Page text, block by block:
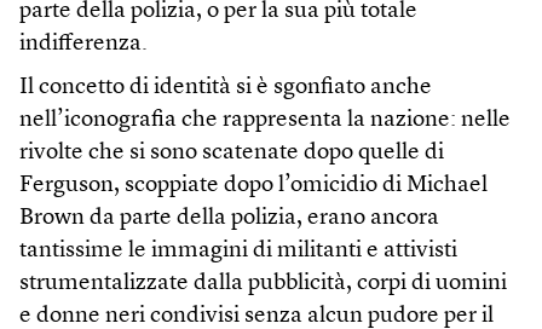
parte della polizia, o per la sua più totale
indifferenza.
Il concetto di identità si è sgonfiato anche
nell’iconografia che rappresenta la nazione: nelle
rivolte che si sono scatenate dopo quelle di
Ferguson, scoppiate dopo l’omicidio di Michael
Brown da parte della polizia, erano ancora
tantissime le immagini di militanti e attivisti
strumentalizzate dalla pubblicità, corpi di uomini
e donne neri condivisi senza alcun pudore per il